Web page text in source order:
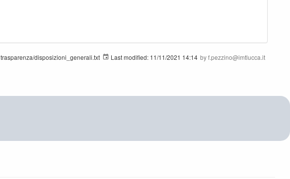
trasparenza/disposizioni_generali.txt Last modified: 11/11/2021 14:14 byf.pezzino@imtlucca.it